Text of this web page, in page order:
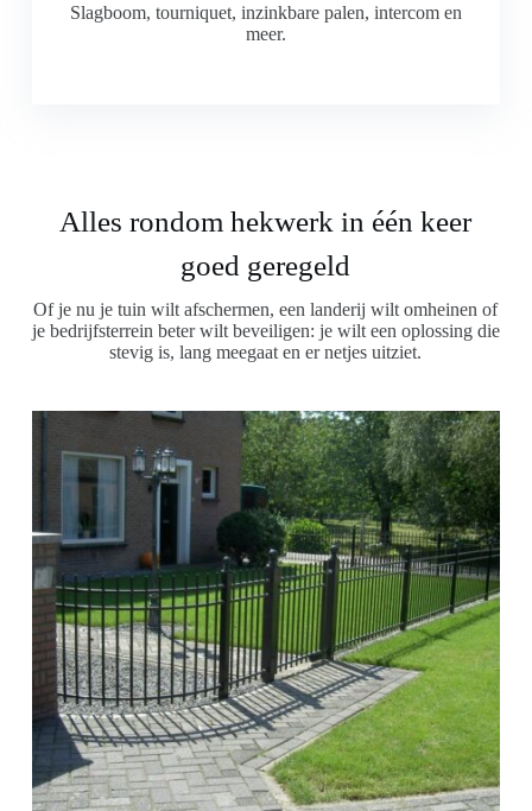
Slagboom, tourniquet, inzinkbare palen, intercom en
meer.
Alles rondom hekwerk in één keer
goed geregeld
Of je nu je tuin wilt afschermen, een landerij wilt omheinen of
je bedrijfsterrein beter wilt beveiligen: je wilt een oplossing die
stevig is, lang meegaat en er netjes uitziet.